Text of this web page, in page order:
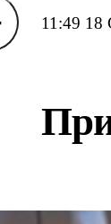
11:49